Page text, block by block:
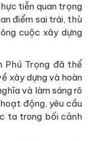
tiễn quan trọng
điểm sai trái, thù
cuộc xây dựng
Phú Trọng đã thể
xây dựng và hoàn
và làm sáng rõ
động, yêu cầu
ta trong bối cảnh